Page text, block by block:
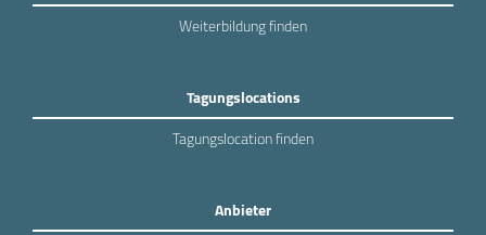
Weiterbildung finden
Tagungslocations
Tagungslocation finden
Anbieter